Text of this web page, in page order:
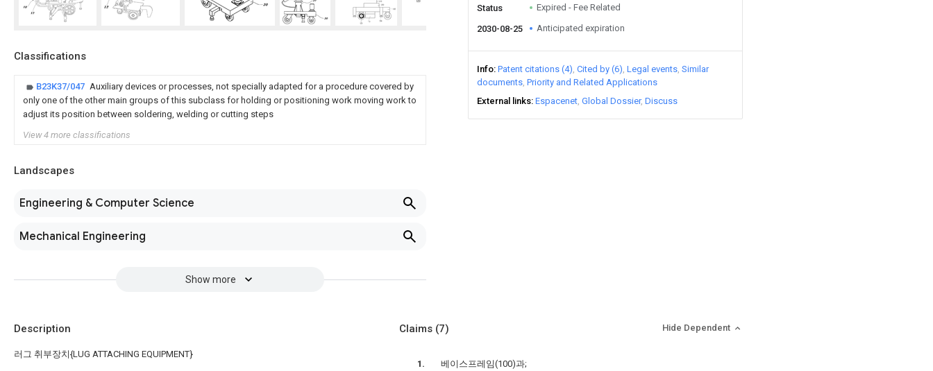
Classifications
B23K37/047 Auxiliary devices or processes, not specially adapted for a procedure covered by
only one of the other main groups of this subclass for holding or positioning work moving work to
adjust its position between soldering, welding or cutting steps
View 4 more classifications
Landscapes
Engineering & Computer Science
Mechanical Engineering
Show more
Status Expired - Fee Related
2030-08-25 Anticipated expiration
Info Patent citations (4) Cited by (6) Legal events Similar
documents Priority and Related Applications
External links Espacenet Global Dossier Discuss
Description
러그 취부장치{LUG ATTACHING EQUIPMENT}
Claims (7) Hide Dependent
베이스프레임(100)과;